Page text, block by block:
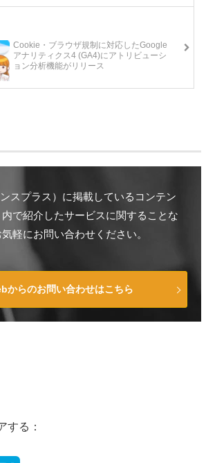
Cookie・ブラウザ規制に対応したGoogle
アナリティクス4 (GA4)にアトリビューシ
ョン分析機能がリリース
スプラス）に掲載しているコンテン
で紹介したサービスに関することな
軽にお問い合わせください。
からのお問い合わせはこちら
する：